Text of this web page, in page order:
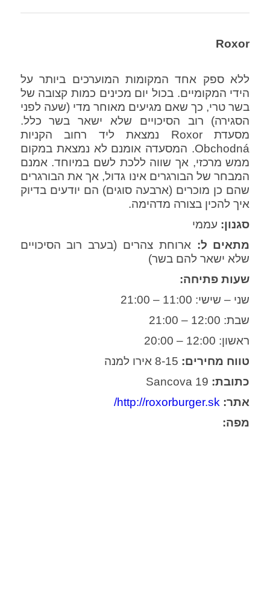
Roxor
ללא ספק אחד המקומות המוערכים ביותר על
הידי המקומיים. בכול יום מכינים כמות קצובה של
בשר טרי, כך שאם מגיעים מאוחר מדי (שעה לפני
הסגירה) רוב הסיכויים שלא ישאר בשר כלל.
מסעדת Roxor נמצאת ליד רחוב הקניות
Obchodná. המסעדה אומנם לא נמצאת במקום
ממש מרכזי, אך שווה ללכת לשם במיוחד. אמנם
המבחר של הבורגרים אינו גדול, אך את הבורגרים
שהם כן מוכרים (ארבעה סוגים) הם יודעים בדיוק
איך להכין בצורה מדהימה.
סגנון: עממי
מתאים ל: ארוחת צהרים (בערב רוב הסיכויים
שלא ישאר להם בשר)
שעות פתיחה:
שני – שישי: 11:00 – 21:00
שבת: 12:00 – 21:00
ראשון: 12:00 – 20:00
טווח מחירים:
כתובת:
אתר: http://roxorburger.sk/
מפה: